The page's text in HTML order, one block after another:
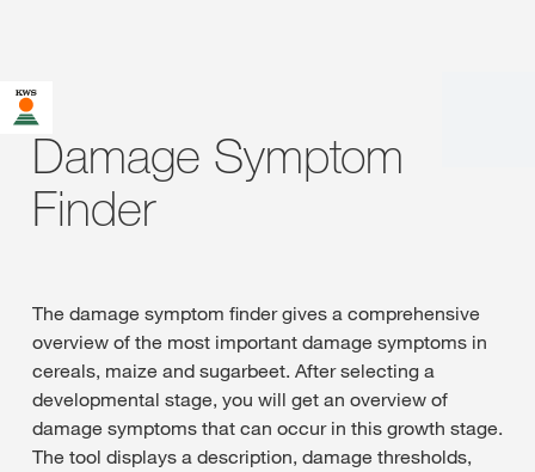
Damage Symptom
Finder
The damage symptom finder gives a comprehensive
overview of the most important damage symptoms in
cereals, maize and sugarbeet. After selecting a
developmental stage, you will get an overview of
damage symptoms that can occur in this growth stage.
The tool displays a description, damage thresholds,